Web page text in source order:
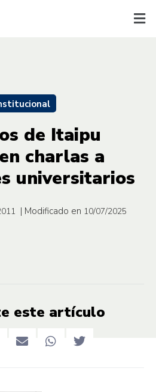
de Itaipu
charlas a
universitarios
| Modificado en 10/07/2025
este artículo